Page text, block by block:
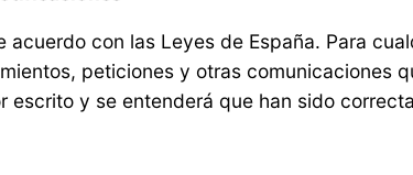
con las Leyes de España. Para
peticiones y otras comunicaciones
escrito y se entenderá que han sido